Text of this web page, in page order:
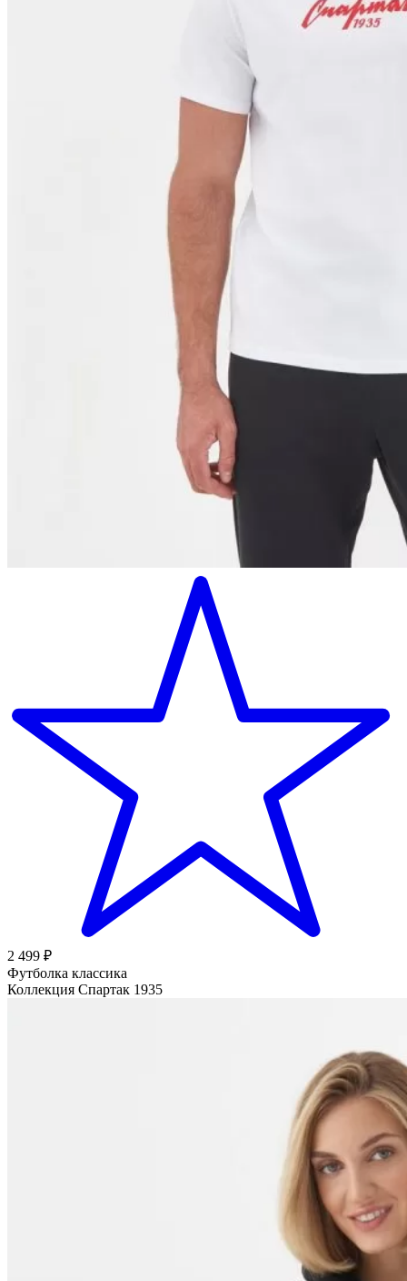
2 499 ₽
Футболка классика
Коллекция Спартак 1935